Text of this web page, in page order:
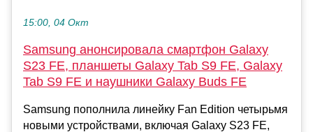
15:00, 04 Окт
Samsung анонсировала смартфон Galaxy
S23 FE, планшеты Galaxy Tab S9 FE, Galaxy
Tab S9 FE и наушники Galaxy Buds FE
Samsung пополнила линейку Fan Edition четырьмя
новыми устройствами, включая Galaxy S23 FE,